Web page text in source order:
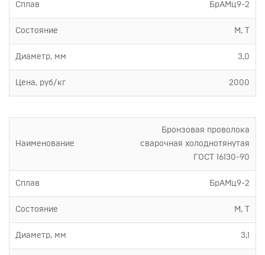
Сплав БрАМц9-2
Состояние М, Т
Диаметр, мм 3,0
Цена, руб/кг 2000
Наименование
Бронзовая проволока
сварочная холоднотянутая
ГОСТ 16130-90
Сплав БрАМц9-2
Состояние М, Т
Диаметр, мм 3,1